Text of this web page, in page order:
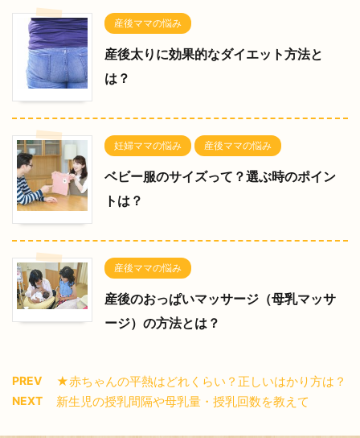
産後ママの悩み
産後太りに効果的なダイエット方法と
は？
妊婦ママの悩み 産後ママの悩み
ベビー服のサイズって？選ぶ時のポイン
トは？
産後ママの悩み
産後のおっぱいマッサージ（母乳マッサ
ージ）の方法とは？
PREV ★赤ちゃんの平熱はどれくらい？正しいはかり方は？
NEXT 新生児の授乳間隔や母乳量・授乳回数を教えて